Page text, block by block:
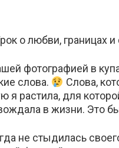
о любви, границах
фотографией в
слова.
Слова,
я растила, для
в жизни. Это
не стыдилась